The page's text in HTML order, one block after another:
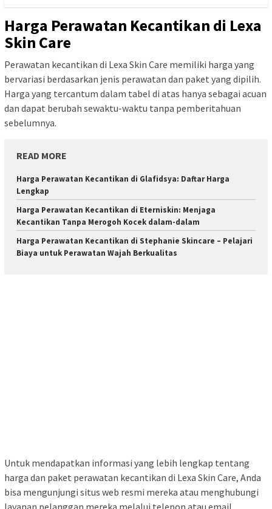
Harga Perawatan Kecantikan di Lexa
Skin Care
Perawatan kecantikan di Lexa Skin Care memiliki harga yang
bervariasi berdasarkan jenis perawatan dan paket yang dipilih.
Harga yang tercantum dalam tabel di atas hanya sebagai acuan
dan dapat berubah sewaktu-waktu tanpa pemberitahuan
sebelumnya.
READ MORE
Harga Perawatan Kecantikan di Glafidsya: Daftar Harga
Lengkap
Harga Perawatan Kecantikan di Eterniskin: Menjaga
Kecantikan Tanpa Merogoh Kocek dalam-dalam
Harga Perawatan Kecantikan di Stephanie Skincare – Pelajari
Biaya untuk Perawatan Wajah Berkualitas
Untuk mendapatkan informasi yang lebih lengkap tentang
harga dan paket perawatan kecantikan di Lexa Skin Care, Anda
bisa mengunjungi situs web resmi mereka atau menghubungi
layanan pelanggan mereka melalui telepon atau email.